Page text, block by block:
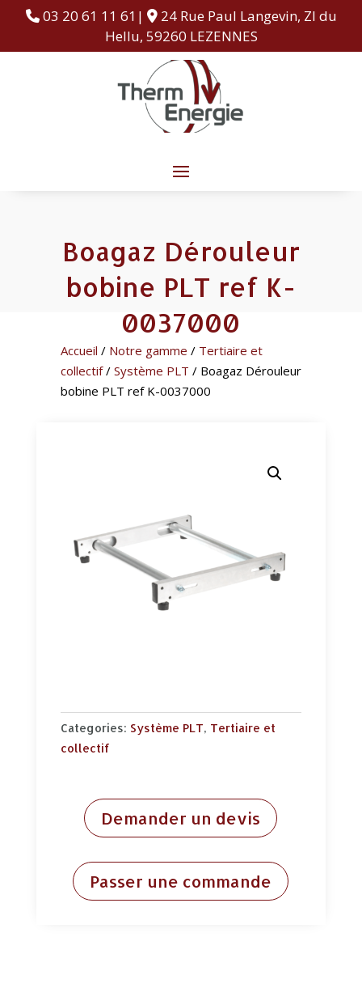
03 20 61 11 61|
24 Rue Paul Langevin, ZI du
Hellu, 59260 LEZENNES
Boagaz Dérouleur
bobine PLT ref K-
0037000
Accueil / Notre gamme / Tertiaire et
collectif/ Système PLT / Boagaz Dérouleur
bobine PLT ref K-0037000
Categories: Système PLT, Tertiaire et
collectif
Demander un devis
Passer une commande